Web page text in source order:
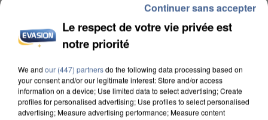
L’UN DES FONDATEURS SUPPOSÉS DE LA DZ
Le respect de votre vie privée est
notre priorité
We and our (447) partnersdo the following data processing based on
your consent and/or our legitimate interest: Store and/or access
information on a device; Use limited data to select advertising; Create
profiles for personalised advertising; Use profiles to select personalised
advertising; Measure advertising performance; Measure content
Continuer sans accepter